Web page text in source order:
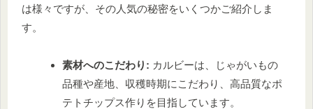
は様々ですが、その人気の秘密をいくつかご紹介しま
す。
素材へのこだわり: カルビーは、じゃがいもの
品種や産地、収穫時期にこだわり、高品質なポ
テトチップス作りを目指しています。